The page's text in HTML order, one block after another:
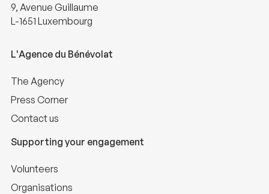
9, Avenue Guillaume
L-1651 Luxembourg
L'Agence du Bénévolat
The Agency
Press Corner
Contact us
Supporting your engagement
Volunteers
Organisations